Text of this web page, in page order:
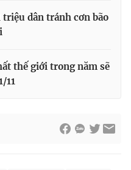
dân tránh cơn bão
thế giới trong năm sẽ
11